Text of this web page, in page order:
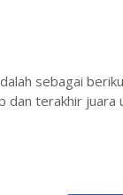
sebagai
dan terakhir juara